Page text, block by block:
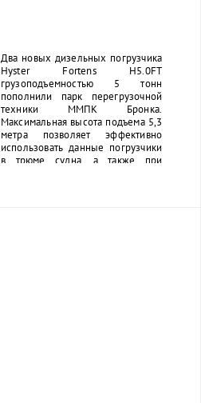
Два новых дизельных погрузчика
Hyster Fortens H5.0FT
грузоподъемностью 5 тонн
пополнили парк перегрузочной
техники ММПК Бронка.
Максимальная высота подъема 5,3
метра позволяет эффективно
использовать данные погрузчики
в трюме судна, а также при